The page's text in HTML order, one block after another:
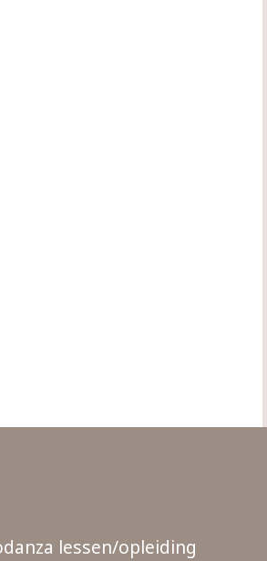
lessen/opleiding